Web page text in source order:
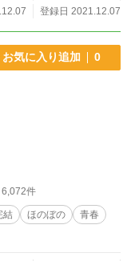
登録日 2021.12.07
お気に入り追加 0
6,072件
結 ほのぼの
青春